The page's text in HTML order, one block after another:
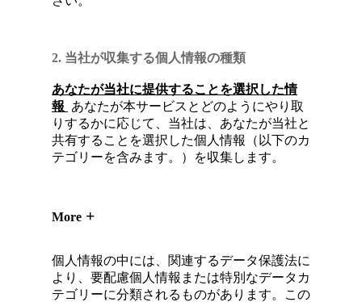
2. 当社が収集する個人情報の種類
あなたが当社に提供することを選択した情
報 あなたが本サービスとどのようにやり取
りするかに応じて、当社は、あなたが当社と
共有することを選択した個人情報（以下のカ
テゴリーを含みます。）を収集します。
More
個人情報の中には、関連するデータ保護法に
より、要配慮個人情報または特別なデータカ
テゴリーに分類されるものがあります。この